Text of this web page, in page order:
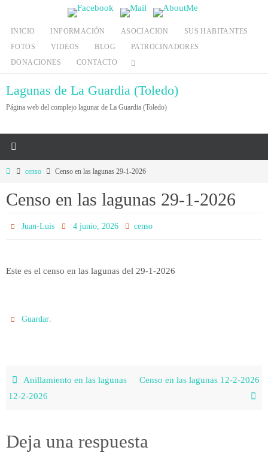
contenido
INICIO INFORMACIÓN ASOCIACION
SUS HABITANTES
FOTOS
VIDEOS BLOG
PATROCINADORES
DONACIONES
CONTACTO
Lagunas de La Guardia (Toledo)
Página web del complejo lagunar de La Guardia (Toledo)
Iniciocenso Censo en las lagunas 29-1-2026
Censo en las lagunas 29-1-2026
Juan-Luis 4 junio, 2026 censo
Este es el censo en las lagunas del 29-1-2026
Guardar.
Anillamiento en las lagunas
12-2-2026
Censo en las lagunas 12-2-2026
Deja una respuesta